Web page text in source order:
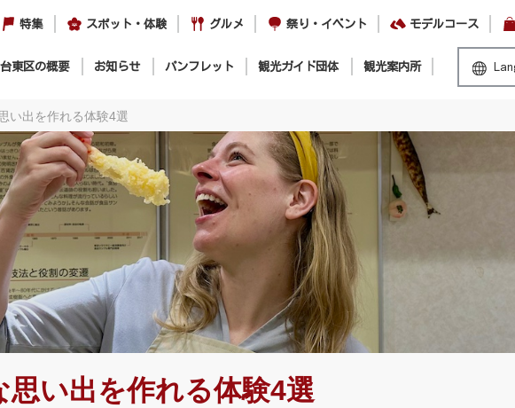
特集 スポット・体験 グルメ 祭り・イベント モデルコース
台東区の概要 お知らせ パンフレット 観光ガイド団体 観光案内所
い出を作れる体験4選
思い出を作れる体験4選